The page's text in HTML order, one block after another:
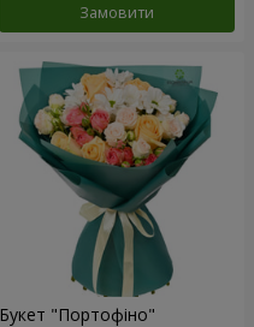
Замовити
Букет "Портофіно"